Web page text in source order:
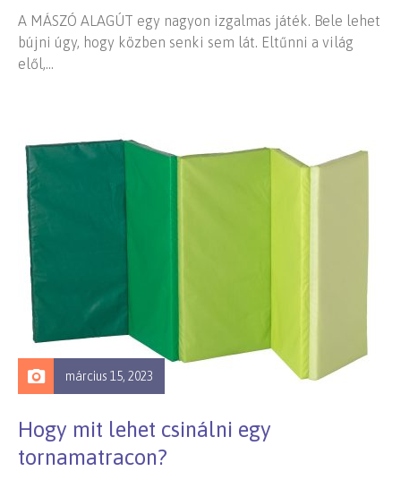
A MÁSZÓ ALAGÚT egy nagyon izgalmas játék. Bele lehet
bújni úgy, hogy közben senki sem lát. Eltűnni a világ
elől,…
március 15, 2023
Hogy mit lehet csinálni egy
tornamatracon?